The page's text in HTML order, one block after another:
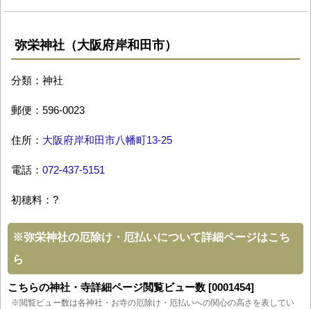
弥栄神社（大阪府岸和田市）
分類：神社
郵便：596-0023
住所： 大阪府岸和田市八幡町13-25
電話： 072-437-5151
初穂料：?
※弥栄神社の厄除け・厄払いについて詳細ページはこち
ら
こちらの神社・寺詳細ページ閲覧ビュー数 [0001454]
※閲覧ビュー数は各神社・お寺の厄除け・厄払いへの関心の高さを表してい